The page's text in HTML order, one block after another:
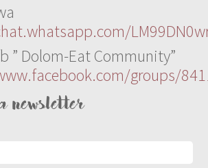
” Dolom-Eat Community”
groups/